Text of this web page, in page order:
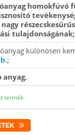
homokfúvó
tulajdonságának;
különösen
;
anyag.
termék